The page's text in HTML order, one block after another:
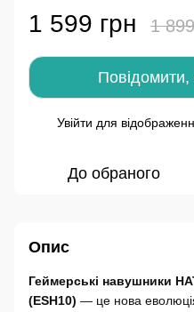
1 599 грн 1
Повідомити,
Увійти для
До обраного
Опис
Геймерські навушники
(ESH10) — це нова